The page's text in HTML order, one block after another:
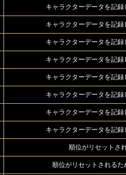
キャラクターデータを記
キャラクターデータを記
キャラクターデータを記
キャラクターデータを記
キャラクターデータを記
キャラクターデータを記
キャラクターデータを記
キャラクターデータを記
順位がリセットさ
順位がリセットされる